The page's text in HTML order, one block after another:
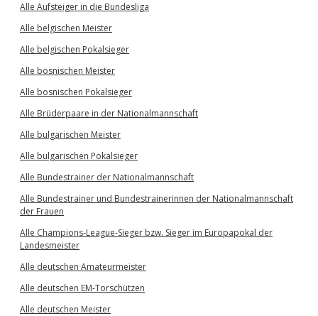
Alle Aufsteiger in die Bundesliga
Alle belgischen Meister
Alle belgischen Pokalsieger
Alle bosnischen Meister
Alle bosnischen Pokalsieger
Alle Brüderpaare in der Nationalmannschaft
Alle bulgarischen Meister
Alle bulgarischen Pokalsieger
Alle Bundestrainer der Nationalmannschaft
Alle Bundestrainer und Bundestrainerinnen der Nationalmannschaft
der Frauen
Alle Champions-League-Sieger bzw. Sieger im Europapokal der
Landesmeister
Alle deutschen Amateurmeister
Alle deutschen EM-Torschützen
Alle deutschen Meister